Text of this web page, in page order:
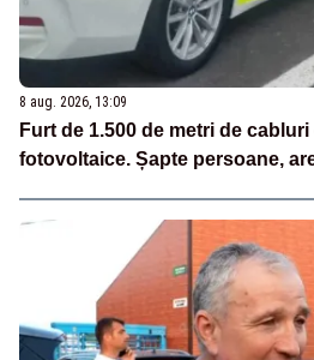
8 aug. 2026, 13:09
Furt de 1.500 de metri de
fotovoltaice. Șapte persoane,